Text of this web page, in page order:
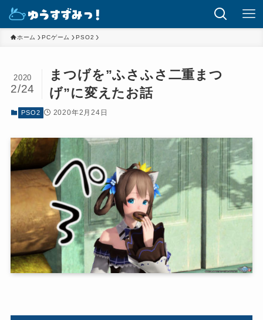
ホーム PCゲーム PSO2
まつげを”ふさふさ二重まつ
げ”に変えたお話
2020
2/24
PSO2 2020年2月24日